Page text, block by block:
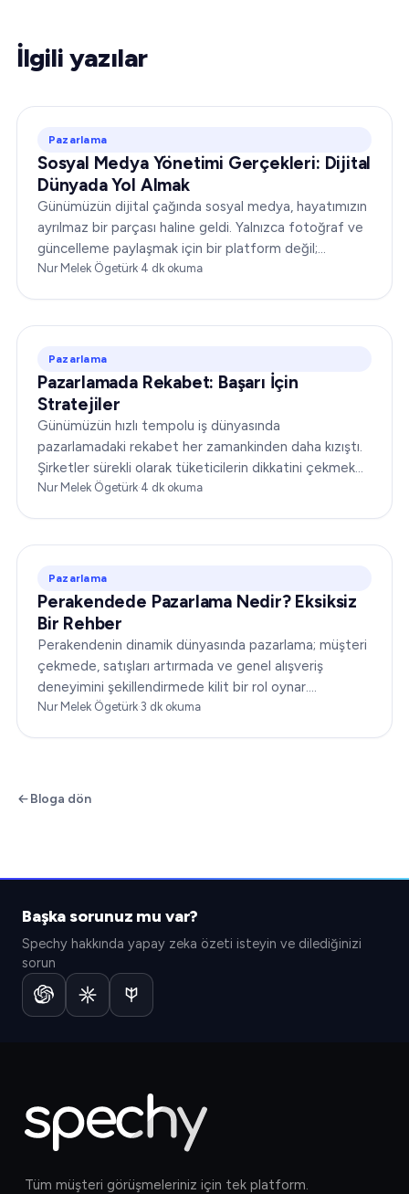
İlgili yazılar
Pazarlama
Sosyal Medya Yönetimi Gerçekleri: Dijital
Dünyada Yol Almak
Günümüzün dijital çağında sosyal medya, hayatımızın
ayrılmaz bir parçası haline geldi. Yalnızca fotoğraf ve
güncelleme paylaşmak için bir platform değil;
işletmelerin kitleleriyle bağ kurması için güçlü bir
Nur Melek Ögetürk·4 dk okuma
Pazarlama
Pazarlamada Rekabet: Başarı İçin
Stratejiler
Günümüzün hızlı tempolu iş dünyasında
pazarlamadaki rekabet her zamankinden daha kızıştı.
Şirketler sürekli olarak tüketicilerin dikkatini çekmek
için yarışıyor, rakiplerinin önüne geçmeye çalışıyor ve…
Nur Melek Ögetürk·4 dk okuma
Pazarlama
Perakendede Pazarlama Nedir? Eksiksiz
Bir Rehber
Perakendenin dinamik dünyasında pazarlama; müşteri
çekmede, satışları artırmada ve genel alışveriş
deneyimini şekillendirmede kilit bir rol oynar.
"Perakendede pazarlama nedir?" sıkça karşılaşılan bir
Nur Melek Ögetürk·3 dk okuma
Bloga dön
Başka sorunuz mu var?
Spechy hakkında yapay zeka özeti isteyin ve dilediğinizi
sorun
Tüm müşteri görüşmeleriniz için tek platform.